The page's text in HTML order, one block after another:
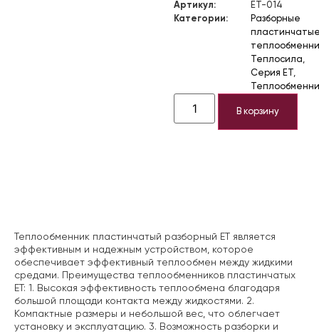
Артикул:
ET-014
Категории:
Разборные
Теплосила,
Серия ЕТ ,
В корзину
Теплообменник пластинчатый разборный ЕТ является
эффективным и надежным устройством, которое
обеспечивает эффективный теплообмен между жидкими
средами. Преимущества теплообменников пластинчатых
ЕТ: 1. Высокая эффективность теплообмена благодаря
большой площади контакта между жидкостями. 2.
Компактные размеры и небольшой вес, что облегчает
установку и эксплуатацию. 3. Возможность разборки и